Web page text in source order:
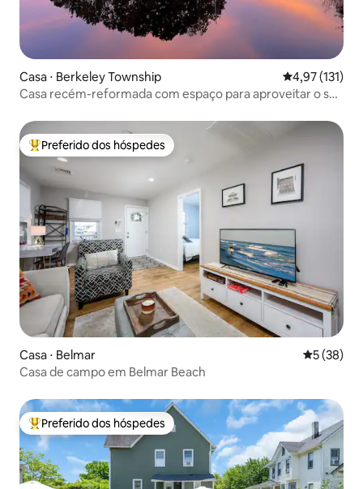
Casa ⋅ Berkeley Township 4,97 de uma
4,97 (131)
Casa recém-reformada com espaço para aproveitar o sol
Entre os melhores preferidos dos hóspedes
Preferido dos hóspedes
Casa ⋅ Belmar 5 de uma
5 (38)
Casa de campo em Belmar Beach
Entre os melhores preferidos dos hóspedes
Preferido dos hóspedes